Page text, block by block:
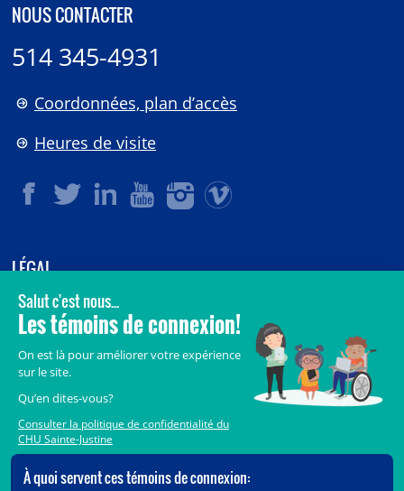
NOUS CONTACTER
514 345-4931
Coordonnées, plan d’accès
Heures de visite
LÉGAL
© 2006-2026CHU Sainte-Justine.
Tous droits réservés.
Crédits
Accès aux documents des organismes publics